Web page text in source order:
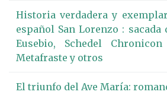
Historia verdadera y
español San Lorenzo : sacada
Eusebio, Schedel
Metafraste y otros
El triunfo del Ave María: